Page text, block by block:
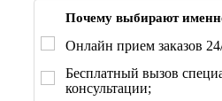
Почему выбирают
Онлайн прием заказов
Бесплатный вызов
консультации;